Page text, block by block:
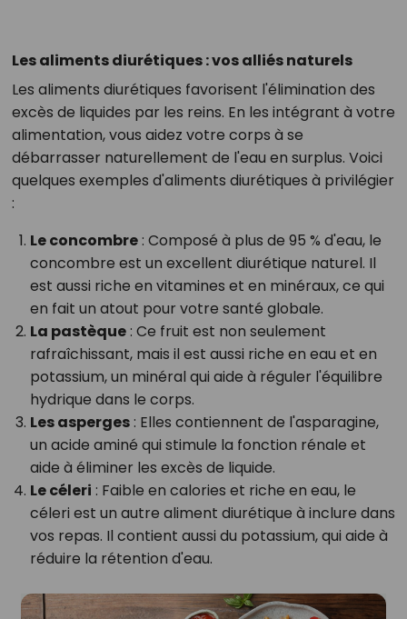
Les aliments diurétiques : vos alliés naturels
Les aliments diurétiques favorisent l'élimination des
excès de liquides par les reins. En les intégrant à votre
alimentation, vous aidez votre corps à se
débarrasser naturellement de l'eau en surplus. Voici
quelques exemples d'aliments diurétiques à privilégier
:
Le concombre: Composé à plus de 95 % d'eau, le
concombre est un excellent diurétique naturel. Il
est aussi riche en vitamines et en minéraux, ce qui
en fait un atout pour votre santé globale.
La pastèque: Ce fruit est non seulement
rafraîchissant, mais il est aussi riche en eau et en
potassium, un minéral qui aide à réguler l'équilibre
hydrique dans le corps.
Les asperges: Elles contiennent de l'asparagine,
un acide aminé qui stimule la fonction rénale et
aide à éliminer les excès de liquide.
Le céleri : Faible en calories et riche en eau, le
céleri est un autre aliment diurétique à inclure dans
vos repas. Il contient aussi du potassium, qui aide à
réduire la rétention d'eau.